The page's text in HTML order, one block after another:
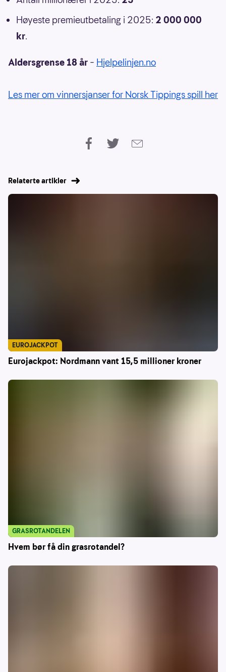
Høyeste premieutbetaling i 2025: 2 000 000
kr.
Aldersgrense 18 år – Hjelpelinjen.no
Les mer om vinnersjanser for Norsk Tippings spill her
Relaterte artikler
Eurojackpot: Nordmann vant 15,5 millioner kroner
EUROJACKPOT
Hvem bør få din grasrotandel?
GRASROTANDELEN